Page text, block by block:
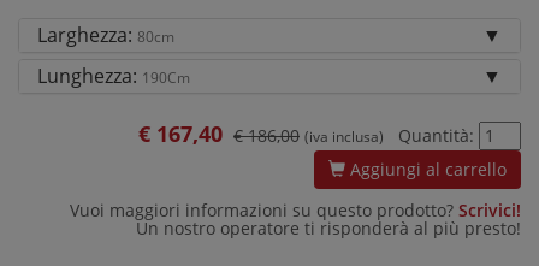
Larghezza: 80cm
Lunghezza: 190Cm
€ 167,40 € 186,00 (iva inclusa)
Quantità:
Aggiungi al carrello
Vuoi maggiori informazioni su questo prodotto? Scrivici!
Un nostro operatore ti risponderà al più presto!